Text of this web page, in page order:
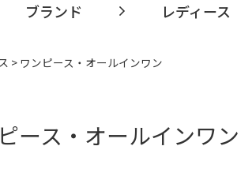
ブランド レディース
> ワンピース・オールインワン
ース・オールインワン